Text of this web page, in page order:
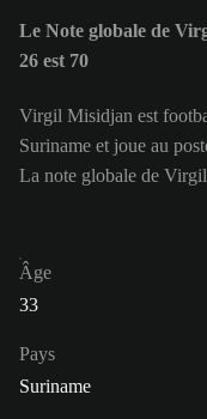
Le Note globale de
26 est 70
Virgil Misidjan est
Suriname et joue au
La note globale de
Âge
33
Pays
Suriname